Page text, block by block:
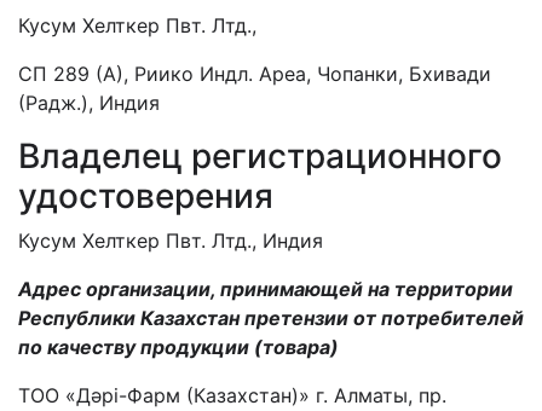
Кусум Хелткер Пвт. Лтд.,
СП 289 (А), Риико Индл. Ареа, Чопанки, Бхивади
(Радж.), Индия
Владелец регистрационного
удостоверения
Кусум Хелткер Пвт. Лтд., Индия
Адрес организации, принимающей на территории
Республики Казахстан претензии от потребителей
по качеству продукции (товара)
ТОО «Дәрі-Фарм (Казахстан)» г. Алматы, пр.